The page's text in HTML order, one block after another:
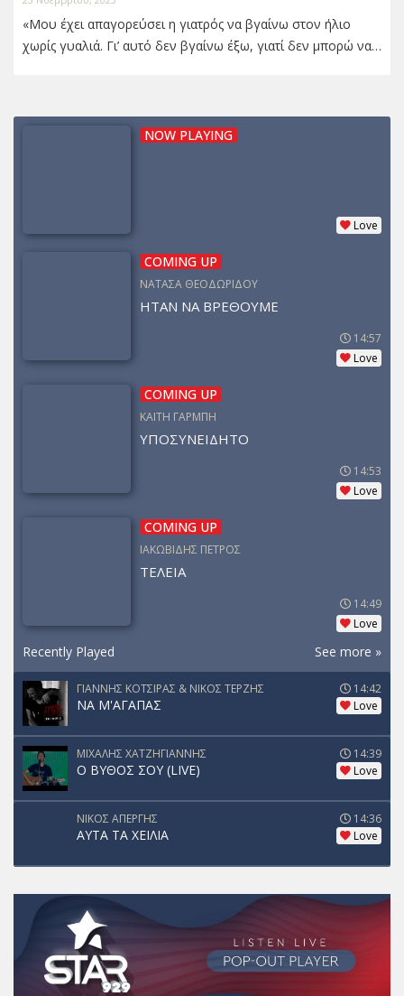
«Μου έχει απαγορεύσει η γιατρός να βγαίνω στον ήλιο
χωρίς γυαλιά. Γι’ αυτό δεν βγαίνω έξω, γιατί δεν μπορώ να…
NOW PLAYING
Love
COMING UP
ΝΑΤΑΣΑ ΘΕΟΔΩΡΙΔΟΥ
ΗΤΑΝ ΝΑ ΒΡΕΘΟΥΜΕ
14:57
Love
COMING UP
ΚΑΙΤΗ ΓΑΡΜΠΗ
ΥΠΟΣΥΝΕΙΔΗΤΟ
14:53
Love
COMING UP
ΙΑΚΩΒΙΔΗΣ ΠΕΤΡΟΣ
ΤΕΛΕΙΑ
14:49
Love
Recently Played See more »
ΓΙΑΝΝΗΣ ΚΟΤΣΙΡΑΣ & ΝΙΚΟΣ ΤΕΡΖΗΣ
ΝΑ Μ'ΑΓΑΠΑΣ
14:42
Love
ΜΙΧΑΛΗΣ ΧΑΤΖΗΓΙΑΝΝΗΣ
Ο ΒΥΘΟΣ ΣΟΥ (LIVE)
14:39
Love
ΝΙΚΟΣ ΑΠΕΡΓΗΣ
ΑΥΤΑ ΤΑ ΧΕΙΛΙΑ
14:36
Love